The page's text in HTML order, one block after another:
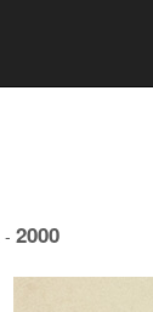
- 2000